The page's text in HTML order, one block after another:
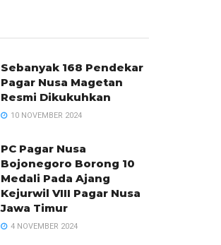
Sebanyak 168 Pendekar
Pagar Nusa Magetan
Resmi Dikukuhkan
10 NOVEMBER 2024
PC Pagar Nusa
Bojonegoro Borong 10
Medali Pada Ajang
Kejurwil VIII Pagar Nusa
Jawa Timur
4 NOVEMBER 2024